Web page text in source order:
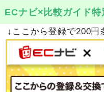
ECナビ×比較ガイド特
↓ここから登録で200円